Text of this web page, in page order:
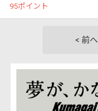
95ポイント
< 前へ